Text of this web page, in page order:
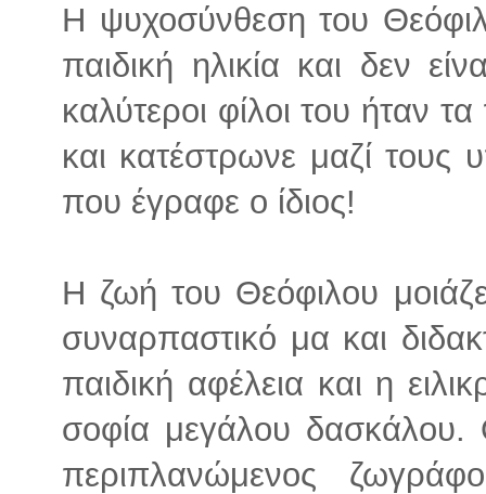
Η ψυχοσύνθεση του
παιδική ηλικία και δεν
καλύτεροι φίλοι του ήταν
και κατέστρωνε μαζί τους
που έγραφε ο ίδιος!
Η ζωή του Θεόφιλου
συναρπαστικό μα και
παιδική αφέλεια και η
σοφία μεγάλου δασκάλου.
περιπλανώμενος